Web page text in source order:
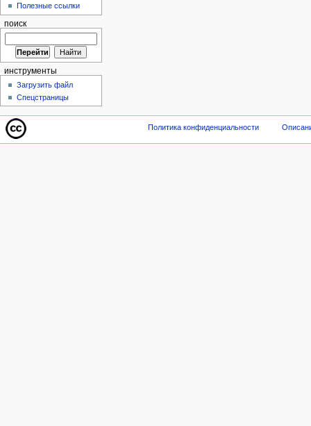
Полезные ссылки
поиск
инструменты
Загрузить файл
Спецстраницы
Политика конфиденциальности